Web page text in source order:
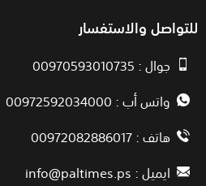
للتواصل والاستفسار
جوال : 00970593010735
واتس أب : 00972592034000
هاتف : 00972082886017
ايميل :info@paltimes.ps